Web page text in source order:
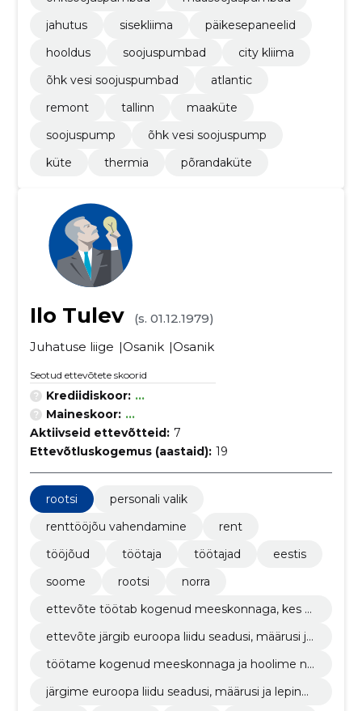
jahutus
sisekliima
päikesepaneelid
hooldus
soojuspumbad
city kliima
õhk vesi soojuspumbad
atlantic
remont
tallinn
maaküte
soojuspump
õhk vesi soojuspump
küte
thermia põrandaküte
Ilo Tulev
(s. 01.12.1979)
Juhatuse liige
Osanik Osanik
Seotud ettevõtete skoorid
Krediidiskoor: ...
Maineskoor: ...
Aktiivseid ettevõtteid: 7
Ettevõtluskogemus (aastaid): 19
rootsi
personali valik
renttööjõu vahendamine
rent
tööjõud
töötaja töötajad
eestis
soome
rootsi
norra
ettevõte töötab kogenud meeskonnaga, kes h
dub euroopa liidu seadustest, määrustest ja lepi
ettevõte järgib euroopa liidu seadusi, määrusi ja
a vastavuse euroopa standarditele
töötame kogenud meeskonnaga ja hoolime nii
järgime euroopa liidu seadusi, määrusi ja leping